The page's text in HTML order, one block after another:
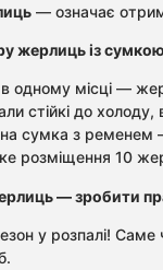
— означає
жерлиць із сумкою
одному місці —
стійкі до
сумка з ременем
розміщення 10
— зробити
у розпалі! Саме